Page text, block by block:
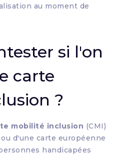
au moment de
si l'on
carte
?
mobilité inclusion (CMI)
d'une carte européenne
handicapées